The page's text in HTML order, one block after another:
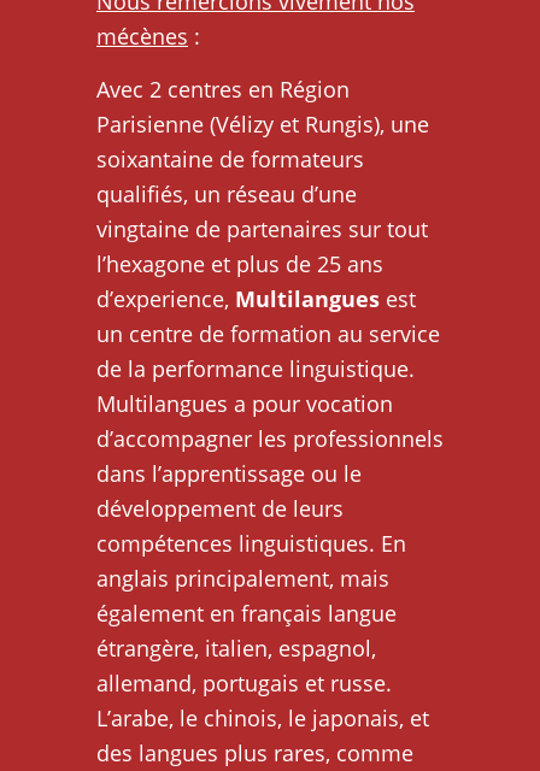
mécènes :
Avec 2 centres en Région
Parisienne (Vélizy et Rungis), une
soixantaine de formateurs
qualifiés, un réseau d’une
vingtaine de partenaires sur tout
l’hexagone et plus de 25 ans
d’experience, Multilangues est
un centre de formation au service
de la performance linguistique.
Multilangues a pour vocation
d’accompagner les professionnels
dans l’apprentissage ou le
développement de leurs
compétences linguistiques. En
anglais principalement, mais
également en français langue
étrangère, italien, espagnol,
allemand, portugais et russe.
L’arabe, le chinois, le japonais, et
des langues plus rares, comme